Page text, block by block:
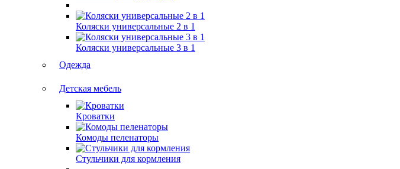
Коляски универсальные 2 в 1
Коляски универсальные 3 в 1
Одежда
Детская мебель
Кроватки
Комоды пеленаторы
Стульчики для кормления